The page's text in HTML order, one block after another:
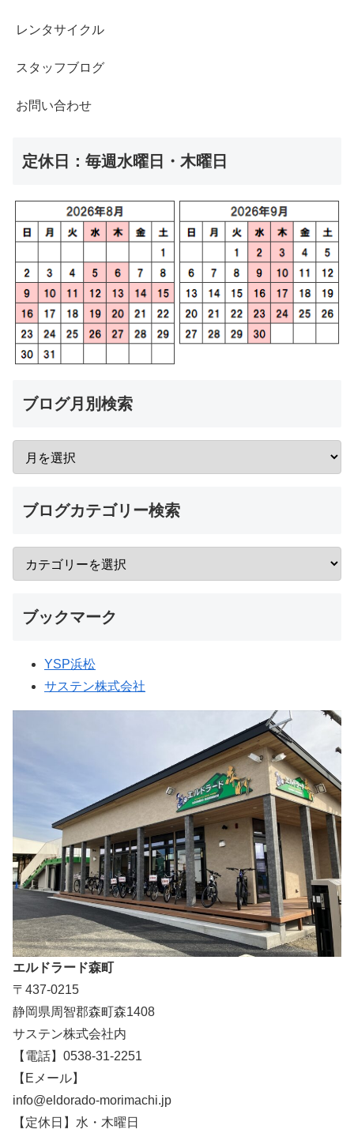
レンタサイクル
スタッフブログ
お問い合わせ
定休日：毎週水曜日・木曜日
ブログ月別検索
ブログカテゴリー検索
ブックマーク
YSP浜松
サステン株式会社
エルドラード森町
〒437-0215
静岡県周智郡森町森1408
サステン株式会社内
【電話】0538-31-2251
【Eメール】
info@eldorado-morimachi.jp
【定休日】水・木曜日